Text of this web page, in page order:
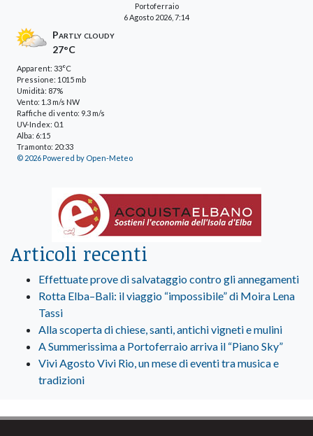
Portoferraio
6 Agosto 2026, 7:14
Partly cloudy
27°C
Apparent: 33°C
Pressione: 1015 mb
Umidità: 87%
Vento: 1.3 m/s NW
Raffiche di vento: 9.3 m/s
UV-Index: 0.1
Alba: 6:15
Tramonto: 20:33
© 2026 Powered by Open-Meteo
Articoli recenti
Effettuate prove di salvataggio contro gli annegamenti
Rotta Elba–Bali: il viaggio “impossibile” di Moira Lena
Tassi
Alla scoperta di chiese, santi, antichi vigneti e mulini
A Summerissima a Portoferraio arriva il “Piano Sky”
Vivi Agosto Vivi Rio, un mese di eventi tra musica e
tradizioni